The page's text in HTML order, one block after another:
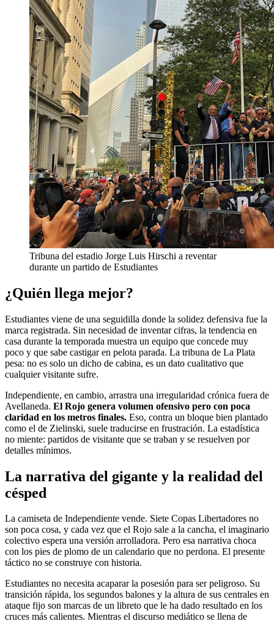
Tribuna del estadio Jorge Luis Hirschi a reventar
durante un partido de Estudiantes
¿Quién llega mejor?
Estudiantes viene de una seguidilla donde la solidez defensiva fue la
marca registrada. Sin necesidad de inventar cifras, la tendencia en
casa durante la temporada muestra un equipo que concede muy
poco y que sabe castigar en pelota parada. La tribuna de La Plata
pesa: no es solo un dicho de cabina, es un dato cualitativo que
cualquier visitante sufre.
Independiente, en cambio, arrastra una irregularidad crónica fuera de
Avellaneda. El Rojo genera volumen ofensivo pero con poca
claridad en los metros finales. Eso, contra un bloque bien plantado
como el de Zielinski, suele traducirse en frustración. La estadística
no miente: partidos de visitante que se traban y se resuelven por
detalles mínimos.
La narrativa del gigante y la realidad del
césped
La camiseta de Independiente vende. Siete Copas Libertadores no
son poca cosa, y cada vez que el Rojo sale a la cancha, el imaginario
colectivo espera una versión arrolladora. Pero esa narrativa choca
con los pies de plomo de un calendario que no perdona. El presente
táctico no se construye con historia.
Estudiantes no necesita acaparar la posesión para ser peligroso. Su
transición rápida, los segundos balones y la altura de sus centrales en
ataque fijo son marcas de un libreto que le ha dado resultado en los
cruces más calientes. Mientras el discurso mediático se llena de